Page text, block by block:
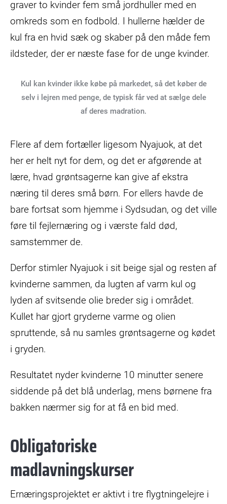
graver to kvinder fem små jordhuller med en
omkreds som en fodbold. I hullerne hælder de
kul fra en hvid sæk og skaber på den måde fem
ildsteder, der er næste fase for de unge kvinder.
Kul kan kvinder ikke købe på markedet, så det køber de
selv i lejren med penge, de typisk får ved at sælge dele
af deres madration.
Flere af dem fortæller ligesom Nyajuok, at det
her er helt nyt for dem, og det er afgørende at
lære, hvad grøntsagerne kan give af ekstra
næring til deres små børn. For ellers havde de
bare fortsat som hjemme i Sydsudan, og det ville
føre til fejlernæring og i værste fald død,
samstemmer de.
Derfor stimler Nyajuok i sit beige sjal og resten af
kvinderne sammen, da lugten af varm kul og
lyden af svitsende olie breder sig i området.
Kullet har gjort gryderne varme og olien
spruttende, så nu samles grøntsagerne og kødet
i gryden.
Resultatet nyder kvinderne 10 minutter senere
siddende på det blå underlag, mens børnene fra
bakken nærmer sig for at få en bid med.
Obligatoriske
madlavningskurser
Ernæringsprojektet er aktivt i tre flygtningelejre i